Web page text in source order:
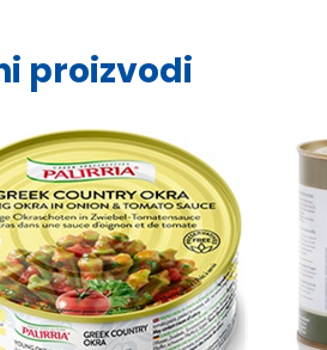
proizvodi